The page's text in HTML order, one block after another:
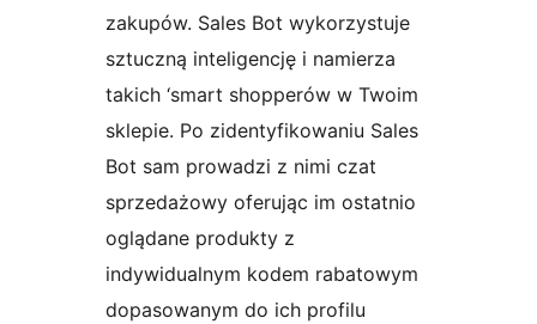
zakupów. Sales Bot wykorzystuje
sztuczną inteligencję i namierza
takich ‘smart shopperów w Twoim
sklepie. Po zidentyfikowaniu Sales
Bot sam prowadzi z nimi czat
sprzedażowy oferując im ostatnio
oglądane produkty z
indywidualnym kodem rabatowym
dopasowanym do ich profilu